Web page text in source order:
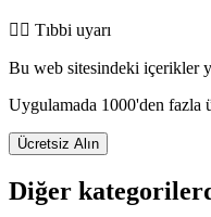
👨‍⚕️️ Tıbbi uyarı
Bu web sitesindeki içerikler
Uygulamada 1000'den fazla
Ücretsiz Alın
Diğer